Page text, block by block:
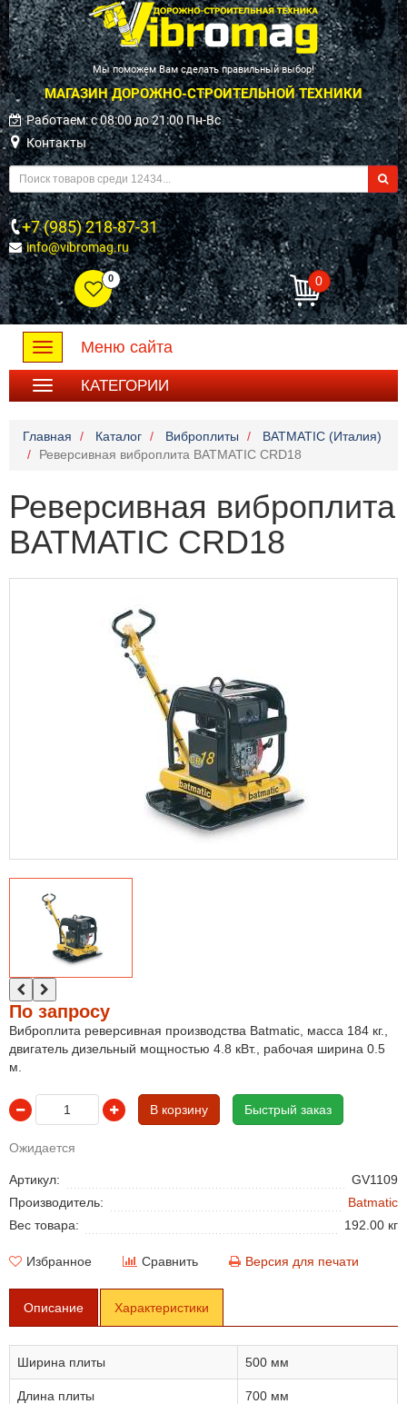
Мы поможем Вам сделать правильный выбор!
МАГАЗИН ДОРОЖНО-СТРОИТЕЛЬНОЙ ТЕХНИКИ
Работаем: c 08:00 до 21:00 Пн-Вс
Контакты
+7 (985) 218-87-31
info@vibromag.ru
0 0
Toggle
navigation
Меню сайта
КАТЕГОРИИ
Главная Каталог Виброплиты
BATMATIC (Италия)
Реверсивная виброплита BATMATIC CRD18
Реверсивная виброплита
BATMATIC CRD18
По запросу
Виброплита реверсивная производства Batmatic, масса 184 кг.,
двигатель дизельный мощностью 4.8 кВт., рабочая ширина 0.5
м.
В корзину Быстрый заказ
Ожидается
Артикул:
GV1109
Производитель:
Batmatic
Вес товара:
192.00 кг
Избранное Сравнить Версия для печати
Описание Характеристики
Ширина плиты 500 мм
Длина плиты 700 мм